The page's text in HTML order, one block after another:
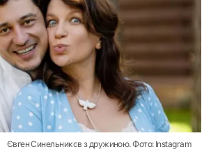
Євген Синельников з дружиною. Фото: Instagram